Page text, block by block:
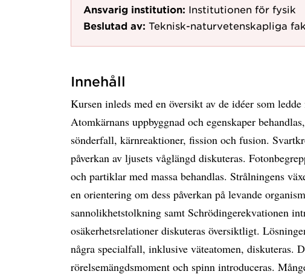
Ansvarig institution: Institutionen för fysik
Beslutad av: Teknisk-naturvetenskapliga
Innehåll
Kursen inleds med en översikt av de idéer som
Atomkärnans uppbyggnad och egenskaper
sönderfall, kärnreaktioner, fission och fusion.
påverkan av ljusets våglängd diskuteras.
och partiklar med massa behandlas. Strålningens
en orientering om dess påverkan på levande
sannolikhetstolkning samt Schrödingerekvationen
osäkerhetsrelationer diskuteras översiktligt.
några specialfall, inklusive väteatomen, diskuteras.
rörelsemängdsmoment och spinn introduceras.